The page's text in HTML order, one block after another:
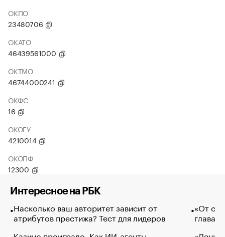
ОКПО
23480706
ОКАТО
46439561000
ОКТМО
46744000241
ОКФС
16
ОКОГУ
4210014
ОКОПФ
12300
Интересное на РБК
Насколько ваш авторитет зависит от
атрибутов престижа? Тест для лидеров
«От
глава